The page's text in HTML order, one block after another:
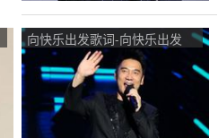
向快乐出发歌词-向快乐出发
LRC歌词-林依轮